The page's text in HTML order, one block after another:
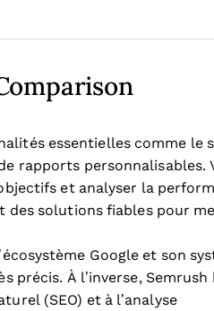
essentielles comme le
rapports personnalisables.
et analyser la
des solutions fiables pour
Google et son
précis. À l’inverse,
(SEO) et à l’analyse